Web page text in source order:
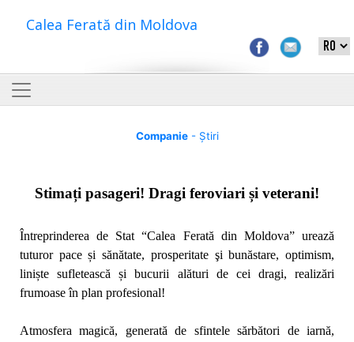
Calea Ferată din Moldova
Companie- Știri
Stimați pasageri! Dragi feroviari și veterani!
Întreprinderea de Stat “Calea Ferată din Moldova” urează
tuturor pace și sănătate, prosperitate şi bunăstare, optimism,
liniște sufletească și bucurii alături de cei dragi, realizări
frumoase în plan profesional!
Atmosfera magică, generată de sfintele sărbători de iarnă,